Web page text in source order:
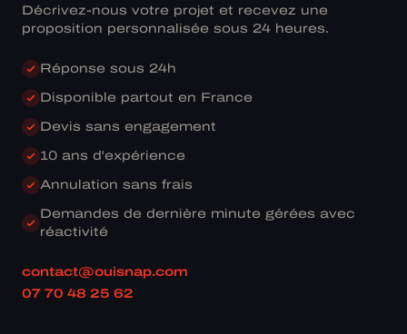
Décrivez-nous votre projet et recevez une
proposition personnalisée sous 24 heures.
Réponse sous 24h
Disponible partout en France
Devis sans engagement
10 ans d'expérience
Annulation sans frais
Demandes de dernière minute gérées avec
réactivité
contact@ouisnap.com
07 70 48 25 62